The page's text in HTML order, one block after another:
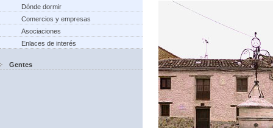
Dónde dormir
Comercios y empresas
Asociaciones
Enlaces de interés
Gentes